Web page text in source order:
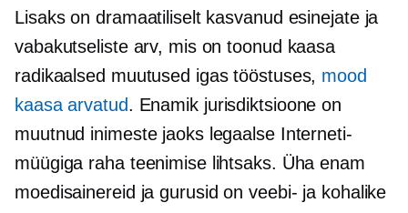
Lisaks on dramaatiliselt kasvanud esinejate ja
vabakutseliste arv, mis on toonud kaasa
radikaalsed muutused igas tööstuses, mood
kaasa arvatud. Enamik jurisdiktsioone on
muutnud inimeste jaoks legaalse Interneti-
müügiga raha teenimise lihtsaks. Üha enam
moedisainereid ja gurusid on veebi- ja kohalike